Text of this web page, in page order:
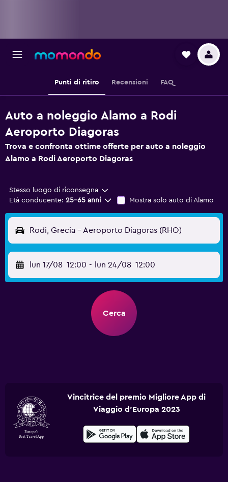
Punti di ritiro Recensioni FAQ
Auto a noleggio Alamo a Rodi
Aeroporto Diagoras
Trova e confronta ottime offerte per auto a noleggio
Alamo a Rodi Aeroporto Diagoras
Stesso luogo di riconsegna
Età conducente: 25-65 anni Mostra solo auto di Alamo
Rodi, Grecia - Aeroporto Diagoras (RHO)
lun 17/08 12:00 - lun 24/08 12:00
Cerca
Vincitrice del premio Migliore App di
Viaggio d'Europa 2023